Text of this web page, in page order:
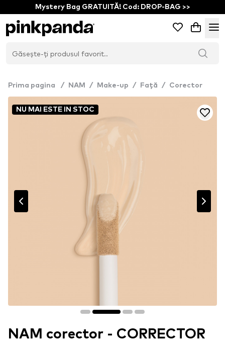
Mystery Bag GRATUITĂ! Cod: DROP-BAG >>
Prima pagina / NAM / Make-up / Față / Corector
NU MAI ESTE IN STOC
NAM corector - CORRECTOR